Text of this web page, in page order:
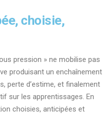
choisie,
pression » ne mobilise pas
produisant un enchaînement
perte d’estime, et finalement
sur les apprentissages. En
choisies, anticipées et